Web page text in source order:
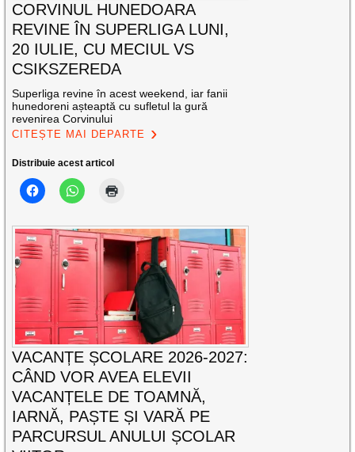
CORVINUL HUNEDOARA
REVINE ÎN SUPERLIGA LUNI,
20 IULIE, CU MECIUL VS
CSIKSZEREDA
Superliga revine în acest weekend, iar fanii
hunedoreni așteaptă cu sufletul la gură
revenirea Corvinului
CITEȘTE MAI DEPARTE
Distribuie acest articol
VACANȚE ȘCOLARE 2026-2027:
CÂND VOR AVEA ELEVII
VACANȚELE DE TOAMNĂ,
IARNĂ, PAȘTE ȘI VARĂ PE
PARCURSUL ANULUI ȘCOLAR